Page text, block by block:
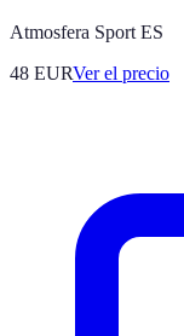
Atmosfera Sport ES
48 EURVer el precio